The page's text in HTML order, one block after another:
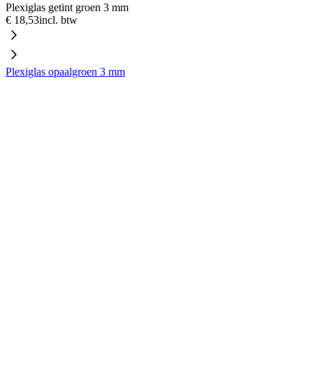
Plexiglas getint groen 3 mm
€ 18,53incl. btw
Plexiglas opaalgroen 3 mm